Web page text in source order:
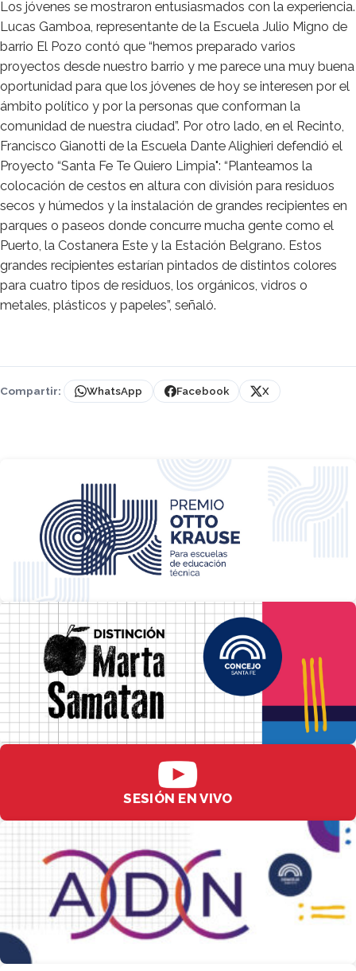
Los jóvenes se mostraron entusiasmados con la experiencia.
Lucas Gamboa, representante de la Escuela Julio Migno de
barrio El Pozo contó que “hemos preparado varios
proyectos desde nuestro barrio y me parece una muy buena
oportunidad para que los jóvenes de hoy se interesen por el
ámbito político y por la personas que conforman la
comunidad de nuestra ciudad”. Por otro lado, en el Recinto,
Francisco Gianotti de la Escuela Dante Alighieri defendió el
Proyecto “Santa Fe Te Quiero Limpia": “Planteamos la
colocación de cestos en altura con división para residuos
secos y húmedos y la instalación de grandes recipientes en
parques o paseos donde concurre mucha gente como el
Puerto, la Costanera Este y la Estación Belgrano. Estos
grandes recipientes estarían pintados de distintos colores
para cuatro tipos de residuos, los orgánicos, vidros o
metales, plásticos y papeles”, señaló.
Compartir: WhatsApp Facebook X
SESIÓN EN VIVO